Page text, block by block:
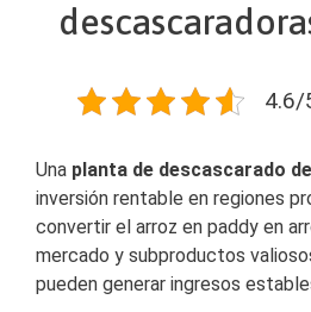
4.6/
Una planta de descascarado
inversión rentable en regiones
convertir el arroz en paddy en
mercado y subproductos
pueden generar ingresos